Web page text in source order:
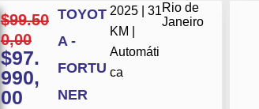
$99.50
0,00
$97.
990,
00
TOYOT
A -
FORTU
NER
2025 | 31
KM |
Automáti
ca
Rio de
Janeiro